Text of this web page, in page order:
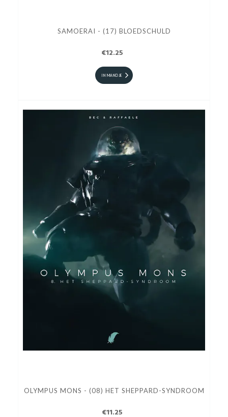
SAMOERAI - (17) BLOEDSCHULD
€12.25
IN MANDJE
OLYMPUS MONS - (08) HET SHEPPARD-SYNDROOM
€11.25